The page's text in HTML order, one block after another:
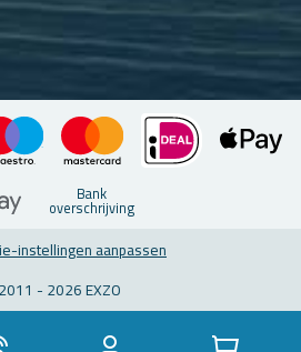
Bank
over­schrij­ving
in­stel­lin­gen aan­pas­sen
- 2026 EXZO